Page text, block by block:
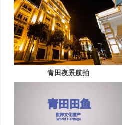
青田夜景航拍